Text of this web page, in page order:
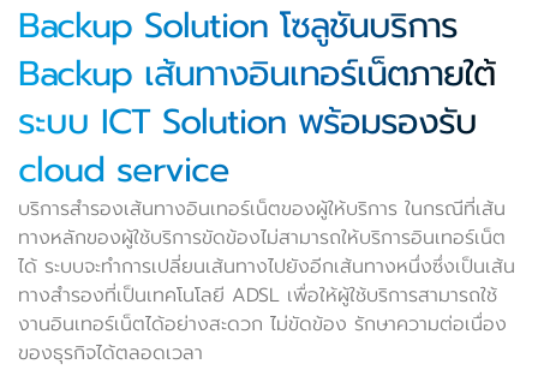
Backup Solution โซลูชันบริการ
Backup เส้นทางอินเทอร์เน็ตภายใต้
ระบบ ICT Solution พร้อมรองรับ
cloud service
บริการสำรองเส้นทางอินเทอร์เน็ตของผู้ให้บริการ ในกรณีที่เส้น
ทางหลักของผู้ใช้บริการขัดข้องไม่สามารถให้บริการอินเทอร์เน็ต
ได้ ระบบจะทำการเปลี่ยนเส้นทางไปยังอีกเส้นทางหนึ่งซึ่งเป็นเส้น
ทางสำรองที่เป็นเทคโนโลยี ADSL เพื่อให้ผู้ใช้บริการสามารถใช้
งานอินเทอร์เน็ตได้อย่างสะดวก ไม่ขัดข้อง รักษาความต่อเนื่อง
ของธุรกิจได้ตลอดเวลา